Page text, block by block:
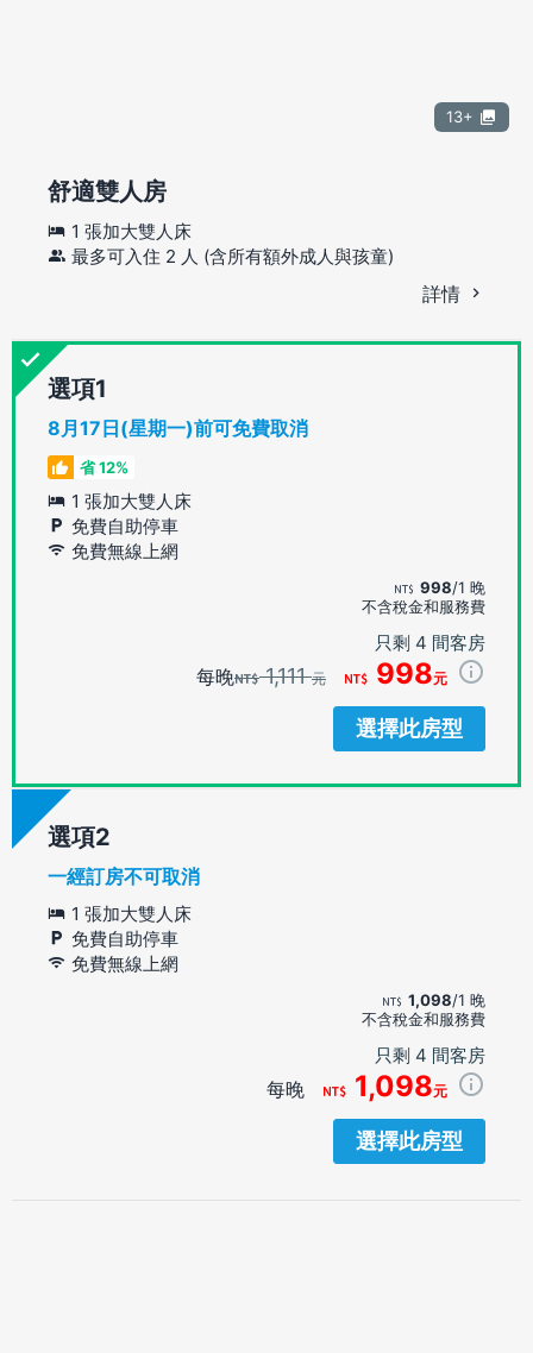
13+
舒適雙人房
1 張加大雙人床
最多可入住 2 人 (含所有額外成人與孩童)
詳情
選項
8月17日(星期一)前可免費取消
省 12%
1 張加大雙人床
免費自助停車
免費無線上網
998/1 晚
不含稅金和服務費
只剩 4 間客房
每晚 1,111元 998元
選擇此房型
選項
一經訂房不可取消
1 張加大雙人床
免費自助停車
免費無線上網
1,098/1 晚
不含稅金和服務費
只剩 4 間客房
每晚 1,098元
選擇此房型